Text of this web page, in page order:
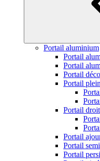
Portail aluminium
Portail
Portail
Portail
Portail plein
Portail droit
Portail
Portail
Portail